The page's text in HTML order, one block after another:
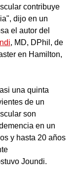
contribuye
dijo en un
el autor del
, MD, DPhil, de
en Hamilton,
una quinta
de un
son
en un
y hasta 20 años
Joundi.